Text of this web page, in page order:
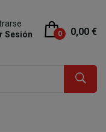
Sesión
0 0,00 €